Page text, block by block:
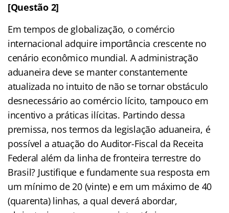
[Questão 2]
Em tempos de globalização, o comércio
internacional adquire importância crescente no
cenário econômico mundial. A administração
aduaneira deve se manter constantemente
atualizada no intuito de não se tornar obstáculo
desnecessário ao comércio lícito, tampouco em
incentivo a práticas ilícitas. Partindo dessa
premissa, nos termos da legislação aduaneira, é
possível a atuação do Auditor-Fiscal da Receita
Federal além da linha de fronteira terrestre do
Brasil? Justifique e fundamente sua resposta em
um mínimo de 20 (vinte) e em um máximo de 40
(quarenta) linhas, a qual deverá abordar,